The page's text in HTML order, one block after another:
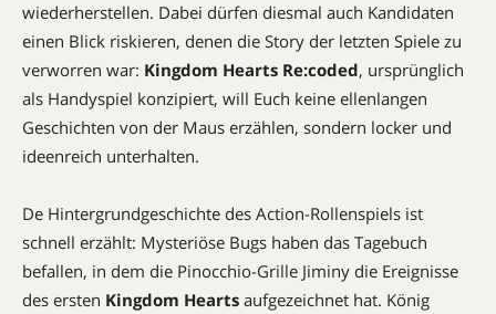
wiederherstellen. Dabei dürfen diesmal auch Kandidaten
einen Blick riskieren, denen die Story der letzten Spiele zu
verworren war: Kingdom Hearts Re:coded, ursprünglich
als Handyspiel konzipiert, will Euch keine ellenlangen
Geschichten von der Maus erzählen, sondern locker und
ideenreich unterhalten.
De Hintergrundgeschichte des ­Action-Rollenspiels ist
schnell erzählt: Mysteriöse Bugs haben das Tagebuch
befallen, in dem die Pinocchio-­Grille Jiminy die Ereignisse
des ersten Kingdom Hearts aufgezeichnet hat. König